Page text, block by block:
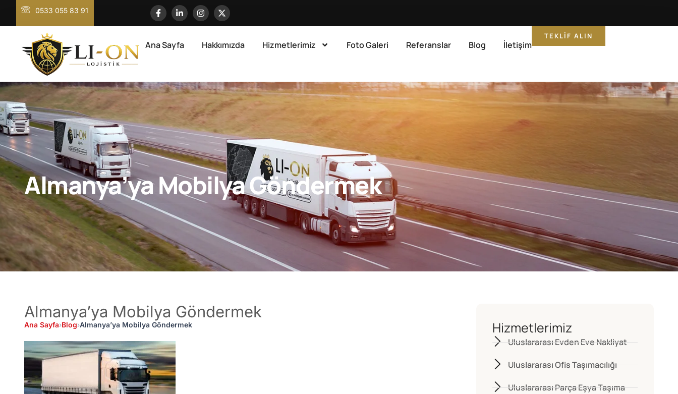
0533 055 83 91
Ana Sayfa Hakkımızda Hizmetlerimiz Foto Galeri Referanslar Blog İletişim
TEKLIF ALIN
Almanya’ya Mobilya Göndermek
Almanya’ya Mobilya Göndermek
Ana Sayfa›Blog›Almanya’ya Mobilya Göndermek Hizmetlerimiz
Uluslararası Evden Eve Nakliyat
Uluslararası Ofis Taşımacılığı
Uluslararası Parça Eşya Taşıma